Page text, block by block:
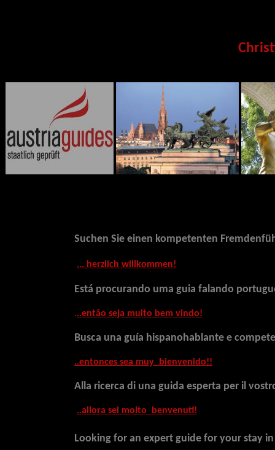
Suchen Sie einen kompetenten
... herzlich willkommen!
Está procurando uma guia falando
...então seja muito bem vindo!
Busca una guía hispanohablante e
..entonces sea muy bienvenido!!
Alla ricerca di una guida esperta per il
..allora sei molto benvenuti!
Looking for an expert guide for your stay